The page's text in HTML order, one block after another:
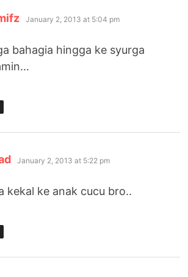
says:
January 2, 2013 at 5:04 pm
bahagia hingga ke syurga
says:
January 2, 2013 at 5:22 pm
kekal ke anak cucu bro..